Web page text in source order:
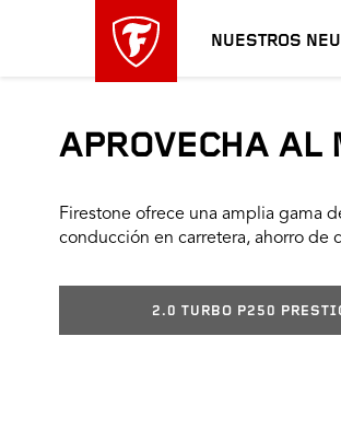
NUESTROS
APROVECHA AL
Firestone ofrece una amplia gama
conducción en carretera, ahorro de
2.0 TURBO P250